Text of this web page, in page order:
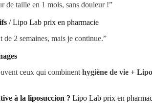
de taille en 1 mois, sans douleur !”
/ Lipo Lab prix en pharmacie
de 2 semaines, mais je continue.”
ceux qui combinent hygiène de vie +
à la liposuccion ? Lipo Lab prix en